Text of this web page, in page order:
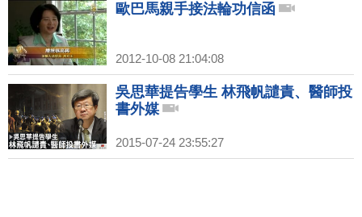
歐巴馬親手接法輪功信函
2012-10-08 21:04:08
吳思華提告學生 林飛帆譴責、醫師投
書外媒
2015-07-24 23:55:27